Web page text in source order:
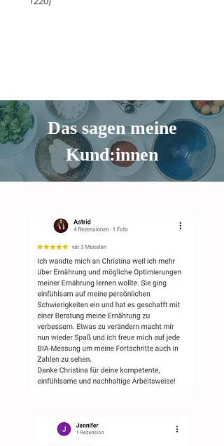
Das sagen meine
Kund:innen